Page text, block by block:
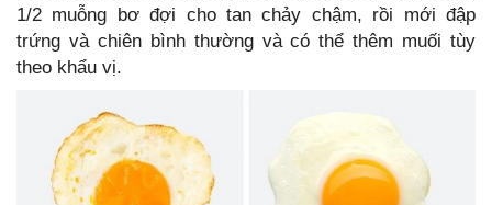
1/2 muỗng bơ đợi cho tan chảy chậm, rồi mới đập
trứng và chiên bình thường và có thể thêm muối tùy
theo khẩu vị.